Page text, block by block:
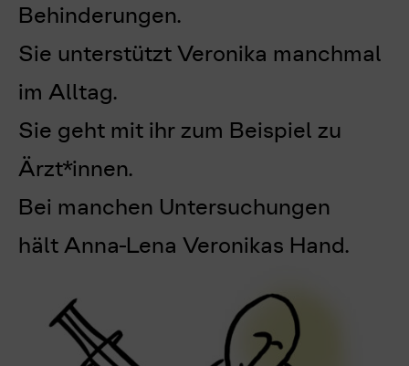
Behinderungen.
Sie unterstützt Veronika manchmal
im Alltag.
Sie geht mit ihr zum Beispiel zu
Ärzt*innen.
Bei manchen Untersuchungen
hält Anna-Lena Veronikas Hand.